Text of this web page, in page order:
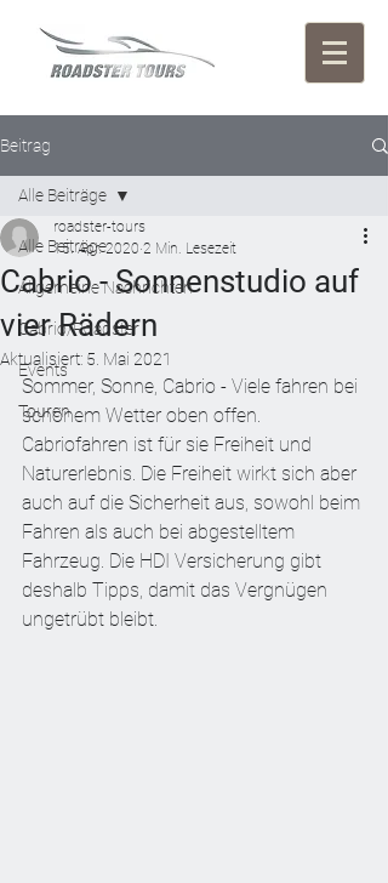
Beitrag
Alle Beiträge
Allgemeine Nachrichten
Cabrio/Roadster
Events
Touren
Alle Beiträge
Cabrio - Sonnenstudio auf
vier Rädern
roadster-tours
15. Apr. 2020 2 Min. Lesezeit
Aktualisiert: 5. Mai 2021
Sommer, Sonne, Cabrio - Viele fahren bei
schönem Wetter oben offen.
Cabriofahren ist für sie Freiheit und
Naturerlebnis. Die Freiheit wirkt sich aber
auch auf die Sicherheit aus, sowohl beim
Fahren als auch bei abgestelltem
Fahrzeug. Die HDI Versicherung gibt
deshalb Tipps, damit das Vergnügen
ungetrübt bleibt.